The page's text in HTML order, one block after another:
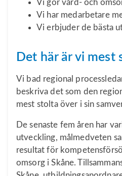
Vi gör vård- och
Vi har medarbetare
Vi erbjuder de bästa
Det här är vi mest
Vi bad regional
beskriva det som den
mest stolta över i sin
De senaste fem åren har
utveckling, målmedveten
resultat för
omsorg i Skåne.